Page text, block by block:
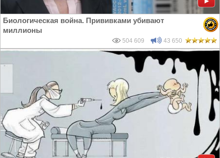
Биологическая война. Прививками убивают
миллионы
504 609 43 650